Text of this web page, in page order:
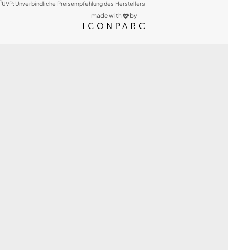
1UVP: Unverbindliche Preisempfehlung des Herstellers
made with by